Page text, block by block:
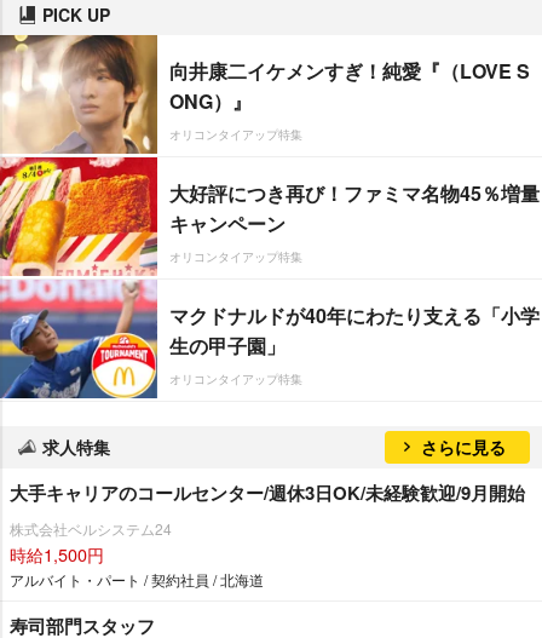
PICK UP
向井康二イケメンすぎ！純愛『（LOVE S
ONG）』
オリコンタイアップ特集
大好評につき再び！ファミマ名物45％増量
キャンペーン
オリコンタイアップ特集
マクドナルドが40年にわたり支える「小学
生の甲子園」
オリコンタイアップ特集
求人特集 さらに見る
大手キャリアのコールセンター/週休3日OK/未経験歓迎/9月開始
株式会社ベルシステム24
時給1,500円
アルバイト・パート / 契約社員 / 北海道
寿司部門スタッフ